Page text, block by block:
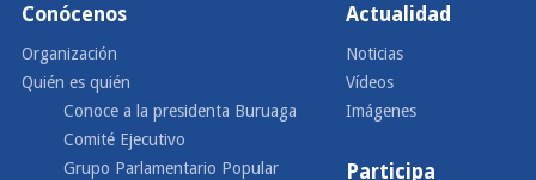
Conócenos
Organización
Quién es quién
Conoce a la presidenta Buruaga
Comité Ejecutivo
Grupo Parlamentario Popular
Actualidad
Noticias
Vídeos
Imágenes
Participa